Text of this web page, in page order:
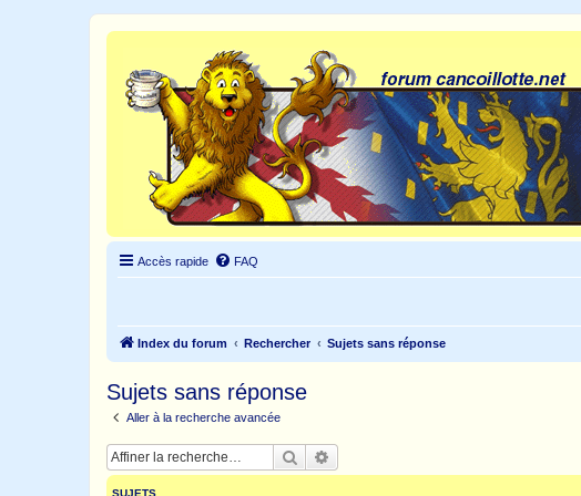
Accès rapide FAQ
Index du forum Rechercher Sujets sans réponse
Sujets sans réponse
Aller à la recherche avancée
Rechercher
SUJETS